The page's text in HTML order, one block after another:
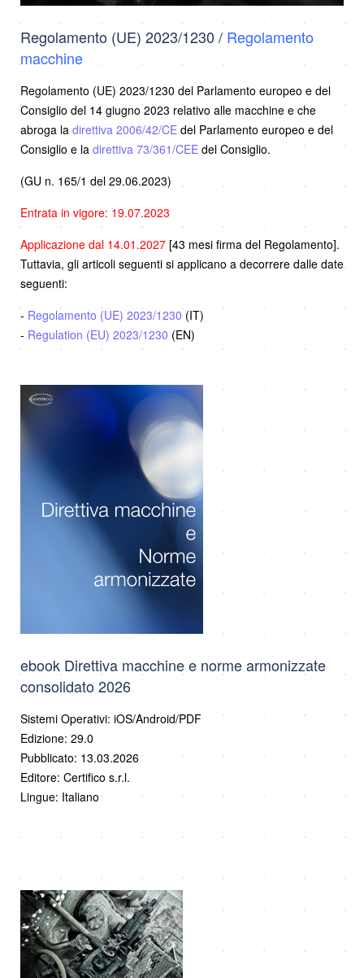
Regolamento (UE) 2023/1230 / Regolamento
macchine
Regolamento (UE) 2023/1230 del Parlamento europeo e del
Consiglio del 14 giugno 2023 relativo alle macchine e che
abroga la direttiva 2006/42/CE del Parlamento europeo e del
Consiglio e la direttiva 73/361/CEE del Consiglio.
(GU n. 165/1 del 29.06.2023)
Entrata in vigore: 19.07.2023
Applicazione dal 14.01.2027 [43 mesi firma del Regolamento].
Tuttavia, gli articoli seguenti si applicano a decorrere dalle date
seguenti:
- Regolamento (UE) 2023/1230 (IT)
- Regulation (EU) 2023/1230 (EN)
ebook Direttiva macchine e norme armonizzate
consolidato 2026
Sistemi Operativi: iOS/Android/PDF
Edizione: 29.0
Pubblicato: 13.03.2026
Editore: Certifico s.r.l.
Lingue: Italiano